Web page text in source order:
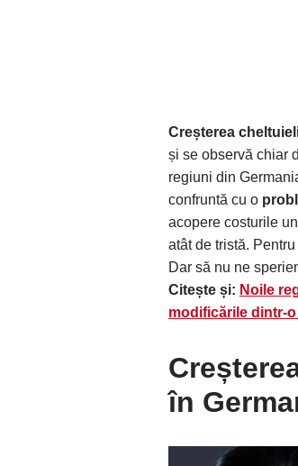
Creșterea
și se observă chiar
regiuni din
confruntă cu o
acopere costurile
atât de tristă.
Dar să nu ne
Citește și: Noile
modificările dintr-
în